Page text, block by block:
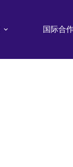
国际合